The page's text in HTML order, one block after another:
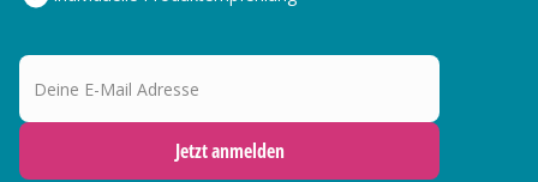
Deine E-Mail Adresse
Jetzt anmelden